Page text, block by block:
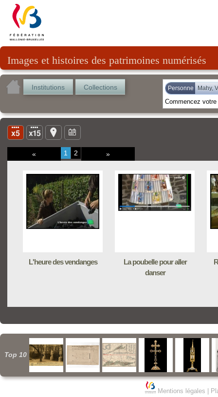
Images et histoires des patrimoines numérisés
Institutions Collections Personne Mahy,
« 1 2 »
L'heure des vendanges
La poubelle pour aller
danser
Top 10
Mentions légales